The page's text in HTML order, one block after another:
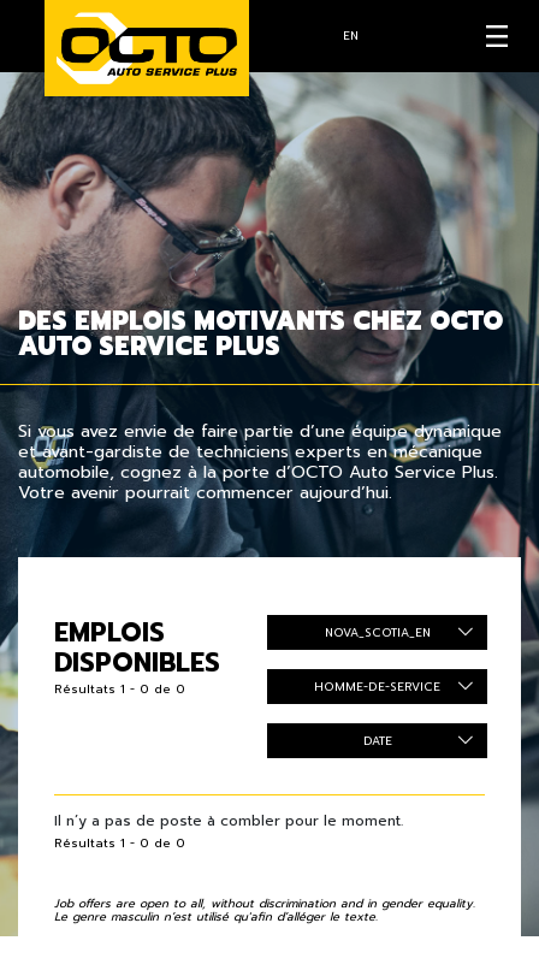
EN
DES EMPLOIS MOTIVANTS CHEZ OCTO
AUTO SERVICE PLUS
Si vous avez envie de faire partie d’une équipe dynamique
et avant-gardiste de techniciens experts en mécanique
automobile, cognez à la porte d’OCTO Auto Service Plus.
Votre avenir pourrait commencer aujourd’hui.
EMPLOIS
DISPONIBLES
Résultats 1 - 0 de 0
NOVA_SCOTIA_EN
HOMME-DE-SERVICE
DATE
Il n’y a pas de poste à combler pour le moment.
Résultats 1 - 0 de 0
Job offers are open to all, without discrimination and in gender equality.
Le genre masculin n’est utilisé qu'afin d’alléger le texte.